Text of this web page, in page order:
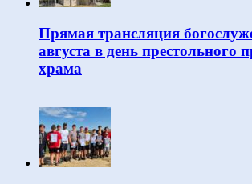
Прямая трансляция
августа в день престольного
храма